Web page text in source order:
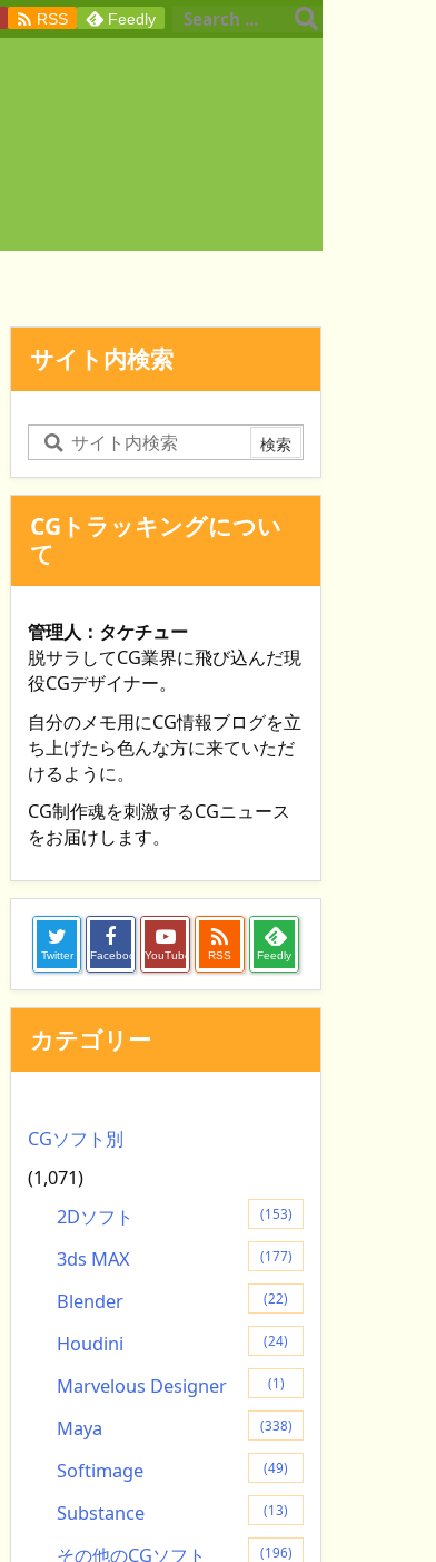
 RSS Feedly
サイト内検索
CGトラッキングについ
て
管理人：タケチュー
脱サラしてCG業界に飛び込んだ現
役CGデザイナー。
自分のメモ用にCG情報ブログを立
ち上げたら色んな方に来ていただ
けるように。
CG制作魂を刺激するCGニュース
をお届けします。
Twitter Facebook YouTube

RSS Feedly
カテゴリー
CGソフト別
(1,071)
2Dソフト
(153)
3ds MAX (177)
Blender (22)
Houdini (24)
Marvelous Designer (1)
Maya (338)
Softimage (49)
Substance (13)
その他のCGソフト (196)